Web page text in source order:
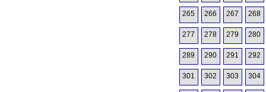
265 266 267 268
277 278 279 280
289 290 291 292
301 302 303 304